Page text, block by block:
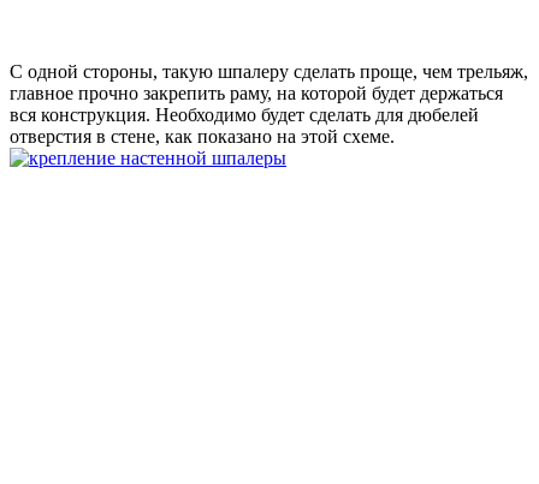
С одной стороны, такую шпалеру сделать проще, чем трельяж,
главное прочно закрепить раму, на которой будет держаться
вся конструкция. Необходимо будет сделать для дюбелей
отверстия в стене, как показано на этой схеме.